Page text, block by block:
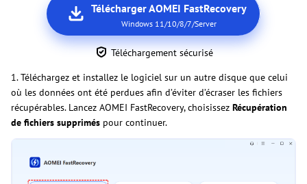
Télécharger AOMEI FastRecovery
Windows 11/10/8/7/Server
Téléchargement sécurisé
1. Téléchargez et installez le logiciel sur un autre disque que celui
où les données ont été perdues afin d’éviter d’écraser les fichiers
récupérables. Lancez AOMEI FastRecovery, choisissez Récupération
de fichiers supprimés pour continuer.